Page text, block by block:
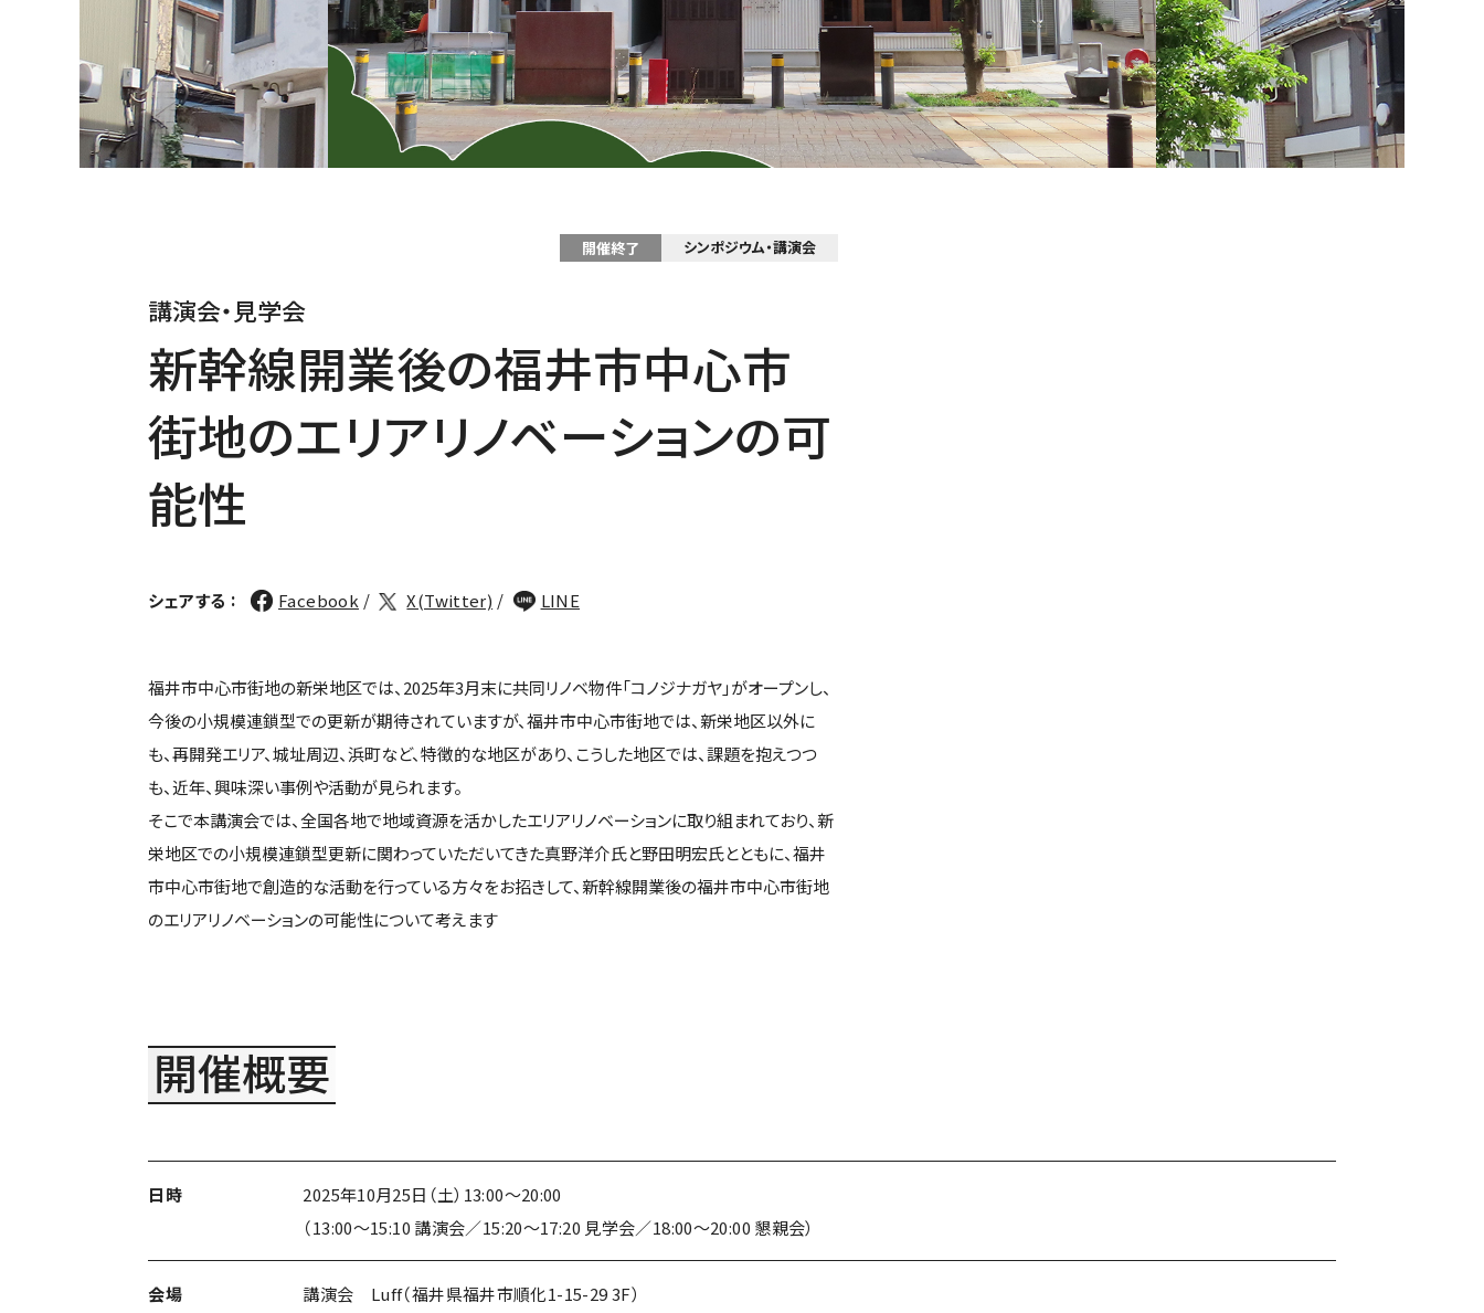
シンポジウム・講演会
開催終了
講演会・見学会
新幹線開業後の福井市中心市
街地のエリアリノベーションの可
能性
シェアする : Facebook X(Twitter) LINE
福井市中心市街地の新栄地区では、2025年3月末に共同リノベ物件「コノジナガヤ」がオープンし、
今後の小規模連鎖型での更新が期待されていますが、福井市中心市街地では、新栄地区以外に
も、再開発エリア、城址周辺、浜町など、特徴的な地区があり、こうした地区では、課題を抱えつつ
も、近年、興味深い事例や活動が見られます。
そこで本講演会では、全国各地で地域資源を活かしたエリアリノベーションに取り組まれており、新
栄地区での小規模連鎖型更新に関わっていただいてきた真野洋介氏と野田明宏氏とともに、福井
市中心市街地で創造的な活動を行っている方々をお招きして、新幹線開業後の福井市中心市街地
のエリアリノベーションの可能性について考えます
開催概要
日時
2025年10月25日（土）13:00～20:00
（13:00～15:10 講演会／15:20～17:20 見学会／18:00～20:00 懇親会）
会場
講演会 Luff（福井県福井市順化1-15-29 3F）